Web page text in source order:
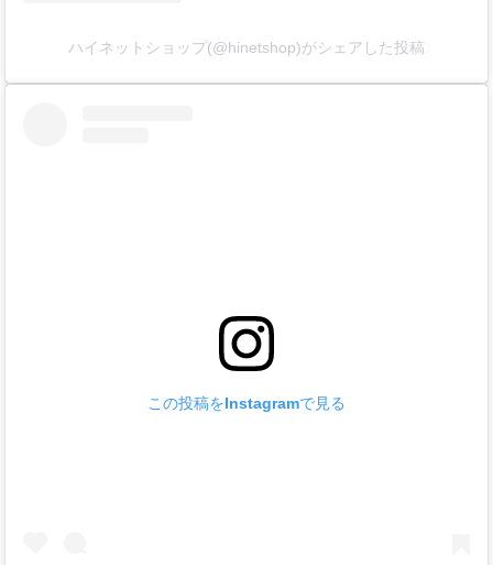
ハイネットショップ(@hinetshop)がシェアした投稿
この投稿をInstagramで見る